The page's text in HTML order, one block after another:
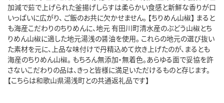
加減で茹で上げられた釜揚げしらすは柔らかい食感と新鮮な香りが口
いっぱいに広がり、 ご飯のお共に欠かせません。 【ちりめん山椒】 まると
も海産こだわりのちりめんに、地元 有田川町清水産のぶどう山椒とち
りめん山椒に適した地元湯浅の醤油を使用。 これらの地元の選び抜い
た素材を元に、上品な味付けで丹精込めて炊き上げたのが、まるとも
海産のちりめん山椒。 もちろん無添加・無着色。あらゆる面で妥協を許
さないこだわりの品は、きっと皆様に満足いただけるものと存じます。
【こちらは和歌山県湯浅町との共通返礼品です】